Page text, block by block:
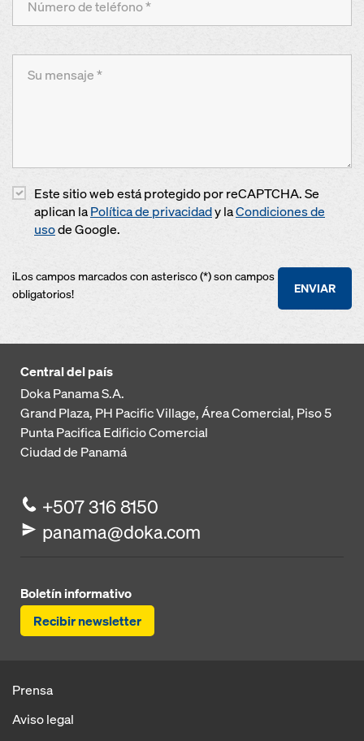
Este sitio web está protegido por reCAPTCHA. Se
aplican laPolítica de privacidady laCondiciones de
usode Google.
ENVIAR
¡Los campos marcados con asterisco (*) son campos
obligatorios!
Central del país
Doka Panama S.A.
Grand Plaza, PH Pacific Village, Área Comercial, Piso 5
Punta PacificaEdificio Comercial
Ciudad de Panamá
+507 316 8150
panama@doka.com
Boletín informativo
Recibir newsletter
Prensa
Aviso legal